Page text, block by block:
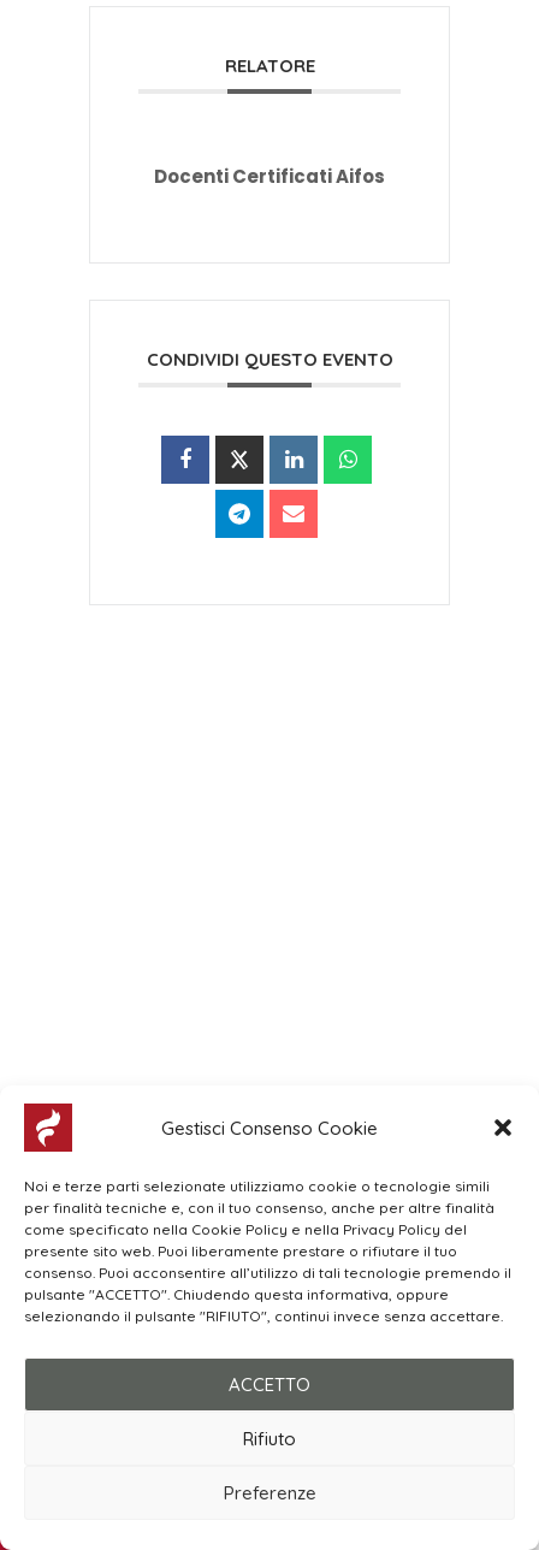
Gestisci Consenso Cookie
Noi e terze parti selezionate utilizziamo cookie o tecnologie simili
per finalità tecniche e, con il tuo consenso, anche per altre finalità
come specificato nella Cookie Policy e nella Privacy Policy del
presente sito web. Puoi liberamente prestare o rifiutare il tuo
consenso. Puoi acconsentire all’utilizzo di tali tecnologie premendo il
pulsante "ACCETTO". Chiudendo questa informativa, oppure
selezionando il pulsante "RIFIUTO", continui invece senza accettare.
ACCETTO
Rifiuto
Preferenze
RELATORE
Docenti Certificati Aifos
CONDIVIDI QUESTO EVENTO
I NOSTRI PARTNER